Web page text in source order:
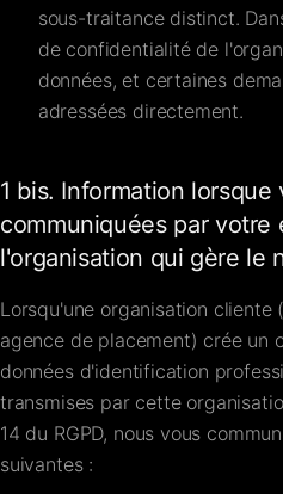
sous-traitance distinct.
de confidentialité de
données, et certaines
adressées directement.
1 bis. Information
communiquées par votre
l'organisation qui gère le
Lorsqu'une organisation cliente
agence de placement) crée un
données d'identification
transmises par cette
14 du RGPD, nous vous
suivantes :